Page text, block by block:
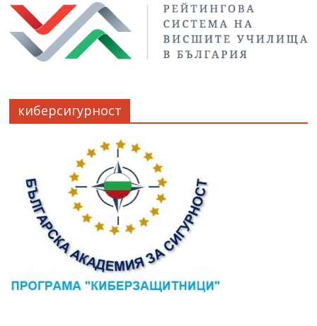
киберсигурност